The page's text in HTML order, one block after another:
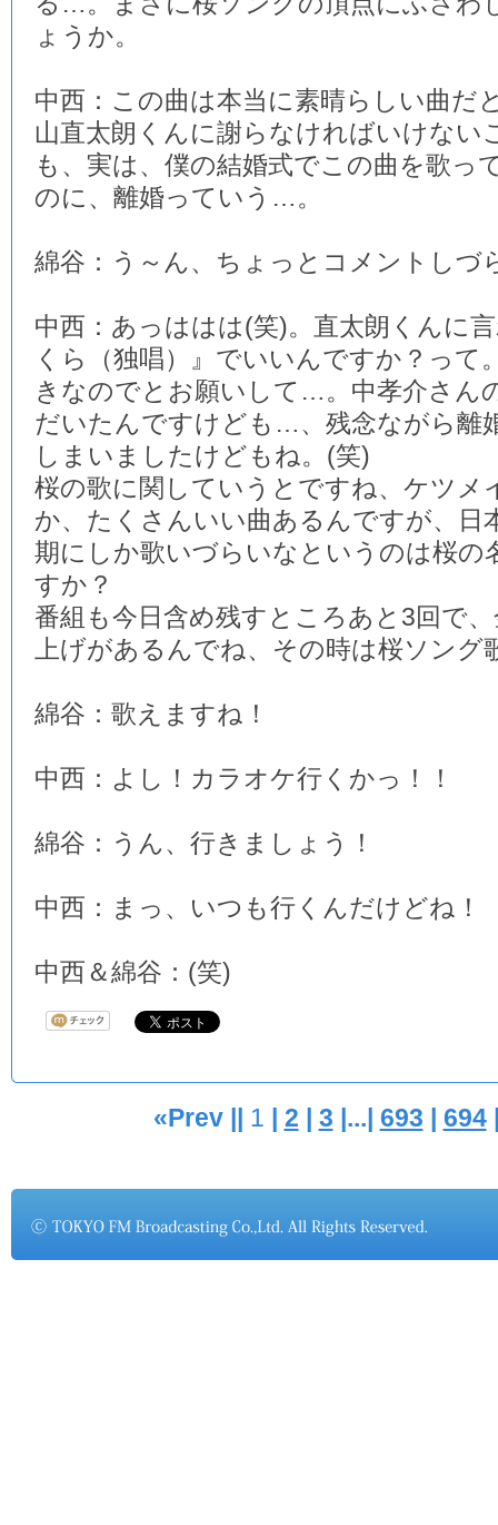
ょうか。
中西：この曲は本当に素晴らしい曲だ
山直太朗くんに謝らなければいけない
も、実は、僕の結婚式でこの曲を歌っ
のに、離婚っていう…。
綿谷：う～ん、ちょっとコメントしづ
中西：あっははは(笑)。直太朗くんに
くら（独唱）』でいいんですか？って
きなのでとお願いして…。中孝介さん
だいたんですけども…、残念ながら離
しまいましたけどもね。(笑)
桜の歌に関していうとですね、ケツメ
か、たくさんいい曲あるんですが、日
期にしか歌いづらいなというのは桜の
すか？
番組も今日含め残すところあと3回で
上げがあるんでね、その時は桜ソング
綿谷：歌えますね！
中西：よし！カラオケ行くかっ！！
綿谷：うん、行きましょう！
中西：まっ、いつも行くんだけどね！
中西＆綿谷：(笑)
«Prev || 1 | 2 | 3 |...| 693 | 694